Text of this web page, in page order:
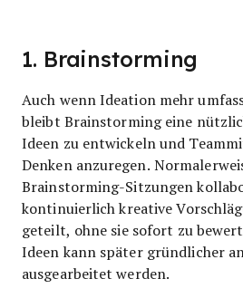
1. Brainstorming
Auch wenn Ideation mehr
bleibt Brainstorming eine
Ideen zu entwickeln und
Denken anzuregen.
Brainstorming-Sitzungen
kontinuierlich kreative
geteilt, ohne sie sofort zu
Ideen kann später gründlicher
ausgearbeitet werden.